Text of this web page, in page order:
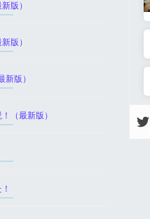
版）
版）
版）
（最新版）